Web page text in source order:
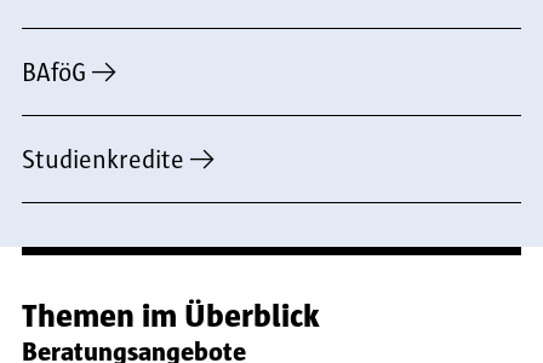
BAföG
Studienkredite
Themen im Überblick
Beratungsangebote